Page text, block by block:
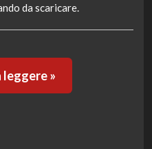
da scaricare.
leggere »